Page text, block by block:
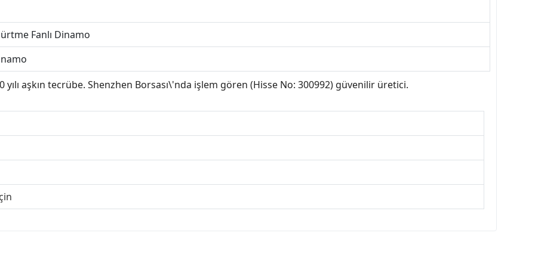
Fanlı Dinamo
aşkın tecrübe. Shenzhen Borsası\'nda işlem gören (Hisse No: 300992) güvenilir üretici.